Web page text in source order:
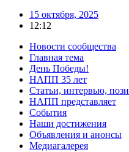
15 октября, 2025
12:12
Новости сообщества
Главная тема
День Победы!
НАПП 35 лет
Статьи, интервью,
НАПП представляет
События
Наши достижения
Объявления и анонсы
Медиагалерея